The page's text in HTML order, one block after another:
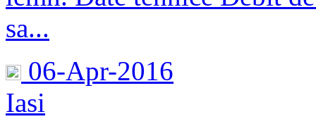
sa...
06-Apr-2016
Iasi